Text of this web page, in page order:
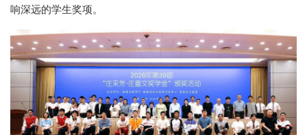
响深远的学生奖项。